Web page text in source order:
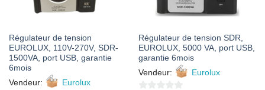
Régulateur de tension
EUROLUX, 110V-270V, SDR-
1500VA, port USB, garantie
6mois
Vendeur:
Eurolux
Régulateur de tension SDR,
EUROLUX, 5000 VA, port USB,
garantie 6mois
Vendeur:
Eurolux